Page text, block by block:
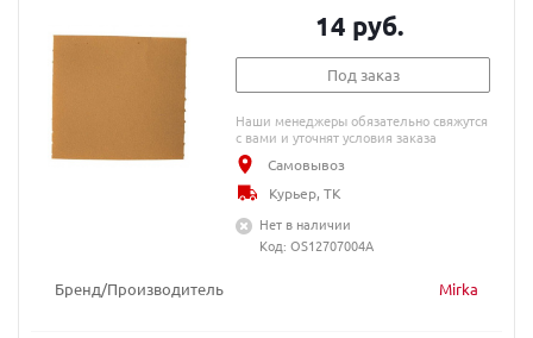
Бренд/Производитель Mirka
14 руб.
Под заказ
Наши менеджеры обязательно свяжутся
с вами и уточнят условия заказа
Самовывоз
Курьер, ТК
Нет в наличии
Код: OS12707004A